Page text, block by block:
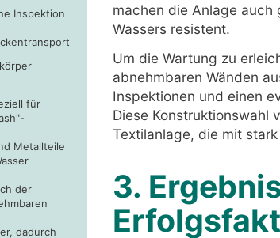
Inspektion
für
Metallteile
der
dadurch
machen die Anlage
Wassers resistent.
Um die Wartung zu
abnehmbaren Wänden
Inspektionen und einen
Diese Konstruktionswahl
Textilanlage, die mit
3.